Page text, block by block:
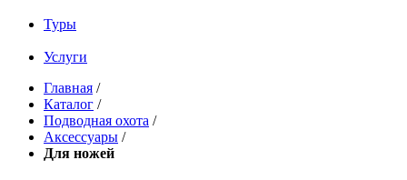
Туры
Услуги
Главная /
Каталог /
Подводная охота /
Аксессуары /
Для ножей